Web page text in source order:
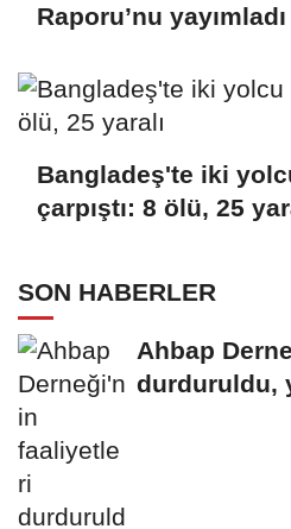
Raporu’nu yayımladı
Bangladeş'te iki
çarpıştı: 8 ölü, 25
SON HABERLER
Ahbap
durduruldu,